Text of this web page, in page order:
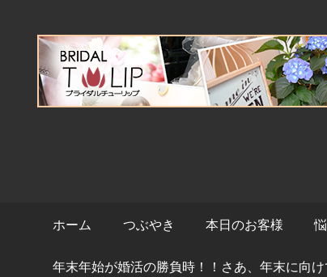
ホーム つぶやき 本日のお客様
年末年始が婚活の勝負時！！さあ、年末に向